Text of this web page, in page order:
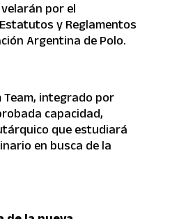
por el
y Reglamentos
Argentina de Polo.
Team, integrado por
capacidad,
que estudiará
en busca de la